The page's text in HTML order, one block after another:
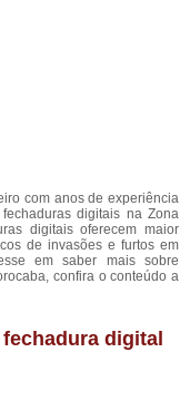
com anos de experiência
digitais na Zona
digitais oferecem maior
de invasões e furtos em
em saber mais sobre
confira o conteúdo a
digital